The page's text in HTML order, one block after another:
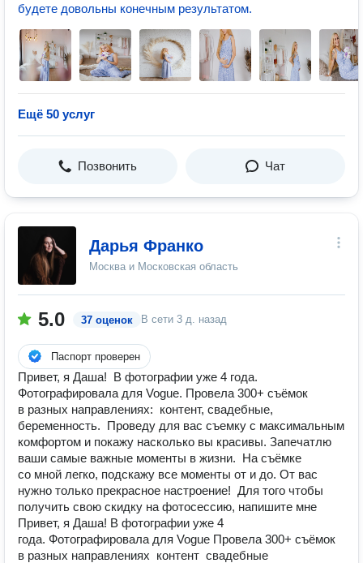
будете довольны конечным результатом.
Ещё 50 услуг
Позвонить Чат
Дарья Франко
Москва и Московская область
5.0 37 оценок В сети 3 д. назад
Паспорт проверен
Привет, я Даша! В фотографии уже 4 года.
Фотографировала для Vogue. Провела 300+ съёмок
в разных направлениях: контент, свадебные,
беременность. Проведу для вас съемку с максимальным
комфортом и покажу насколько вы красивы. Запечатлю
ваши самые важные моменты в жизни. На съёмке
со мной легко, подскажу все моменты от и до. От вас
нужно только прекрасное настроение! Для того чтобы
получить свою скидку на фотосессию, напишите мне
Привет, я Даша! В фотографии уже 4
года. Фотографировала для Vogue Провела 300+ съёмок
в разных направлениях контент свадебные